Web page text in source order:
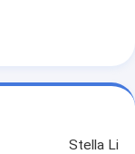
Stella Li